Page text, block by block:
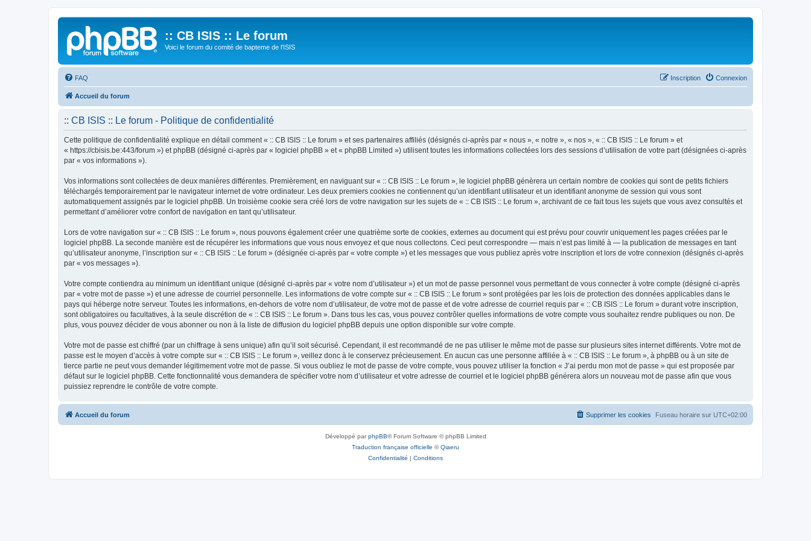
:: CB ISIS :: Le forum
Voici le forum du comité de bapteme de l'ISIS
FAQ Connexion
Inscription
Accueil du forum
:: CB ISIS :: Le forum - Politique de confidentialité
Cette politique de confidentialité explique en détail comment « :: CB ISIS :: Le forum » et ses partenaires affiliés (désignés ci-après par « nous », « notre », « nos », « :: CB ISIS :: Le forum » et
« https://cbisis.be:443/forum ») et phpBB (désigné ci-après par « logiciel phpBB » et « phpBB Limited ») utilisent toutes les informations collectées lors des sessions d’utilisation de votre part (désignées ci-après
par « vos informations »).
Vos informations sont collectées de deux manières différentes. Premièrement, en naviguant sur « :: CB ISIS :: Le forum », le logiciel phpBB génèrera un certain nombre de cookies qui sont de petits fichiers
téléchargés temporairement par le navigateur internet de votre ordinateur. Les deux premiers cookies ne contiennent qu’un identifiant utilisateur et un identifiant anonyme de session qui vous sont
automatiquement assignés par le logiciel phpBB. Un troisième cookie sera créé lors de votre navigation sur les sujets de « :: CB ISIS :: Le forum », archivant de ce fait tous les sujets que vous avez consultés et
permettant d’améliorer votre confort de navigation en tant qu’utilisateur.
Lors de votre navigation sur « :: CB ISIS :: Le forum », nous pouvons également créer une quatrième sorte de cookies, externes au document qui est prévu pour couvrir uniquement les pages créées par le
logiciel phpBB. La seconde manière est de récupérer les informations que vous nous envoyez et que nous collectons. Ceci peut correspondre — mais n’est pas limité à — la publication de messages en tant
qu’utilisateur anonyme, l’inscription sur « :: CB ISIS :: Le forum » (désignée ci-après par « votre compte ») et les messages que vous publiez après votre inscription et lors de votre connexion (désignés ci-après
par « vos messages »).
Votre compte contiendra au minimum un identifiant unique (désigné ci-après par « votre nom d’utilisateur ») et un mot de passe personnel vous permettant de vous connecter à votre compte (désigné ci-après
par « votre mot de passe ») et une adresse de courriel personnelle. Les informations de votre compte sur « :: CB ISIS :: Le forum » sont protégées par les lois de protection des données applicables dans le
pays qui héberge notre serveur. Toutes les informations, en-dehors de votre nom d’utilisateur, de votre mot de passe et de votre adresse de courriel requis par « :: CB ISIS :: Le forum » durant votre inscription,
sont obligatoires ou facultatives, à la seule discrétion de « :: CB ISIS :: Le forum ». Dans tous les cas, vous pouvez contrôler quelles informations de votre compte vous souhaitez rendre publiques ou non. De
plus, vous pouvez décider de vous abonner ou non à la liste de diffusion du logiciel phpBB depuis une option disponible sur votre compte.
Votre mot de passe est chiffré (par un chiffrage à sens unique) afin qu’il soit sécurisé. Cependant, il est recommandé de ne pas utiliser le même mot de passe sur plusieurs sites internet différents. Votre mot de
passe est le moyen d’accès à votre compte sur « :: CB ISIS :: Le forum », veillez donc à le conservez précieusement. En aucun cas une personne affiliée à « :: CB ISIS :: Le forum », à phpBB ou à un site de
tierce partie ne peut vous demander légitimement votre mot de passe. Si vous oubliez le mot de passe de votre compte, vous pouvez utiliser la fonction « J’ai perdu mon mot de passe » qui est proposée par
défaut sur le logiciel phpBB. Cette fonctionnalité vous demandera de spécifier votre nom d’utilisateur et votre adresse de courriel et le logiciel phpBB générera alors un nouveau mot de passe afin que vous
puissiez reprendre le contrôle de votre compte.
Accueil du forum Fuseau horaire sur UTC+02:00
Supprimer les cookies
Développé parphpBB® Forum Software © phpBB Limited
Traduction française officielle ©Qiaeru
Confidentialité | Conditions